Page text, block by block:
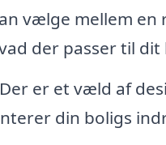
vælge mellem
der passer til dit
Der er et væld af
din boligs